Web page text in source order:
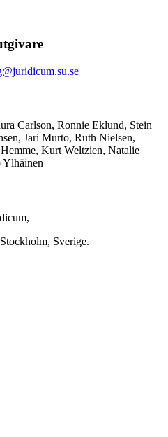
Carlson, Ronnie Eklund, Stein
Jari Murto, Ruth Nielsen,
Kurt Weltzien, Natalie
Sverige.